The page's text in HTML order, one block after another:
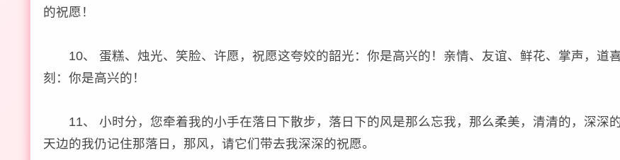
的祝愿！
10、 蛋糕、烛光、笑脸、许愿，祝愿这夸姣的韶光：你是高兴的！亲情、友谊、鲜花、掌声，道
刻：你是高兴的！
11、 小时分，您牵着我的小手在落日下散步，落日下的风是那么忘我，那么柔美，清清的，深深
天边的我仍记住那落日，那风，请它们带去我深深的祝愿。